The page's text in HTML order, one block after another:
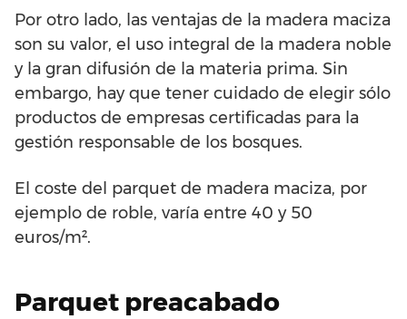
Por otro lado, las ventajas de la madera maciza
son su valor, el uso integral de la madera noble
y la gran difusión de la materia prima. Sin
embargo, hay que tener cuidado de elegir sólo
productos de empresas certificadas para la
gestión responsable de los bosques.
El coste del parquet de madera maciza, por
ejemplo de roble, varía entre 40 y 50
euros/m².
Parquet preacabado